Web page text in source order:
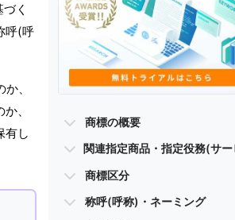
く
呼(呼
、
、
有し
商標の概要
関連指定商品・指定役務(サー
商標区分
称呼(呼称)・ネーミング